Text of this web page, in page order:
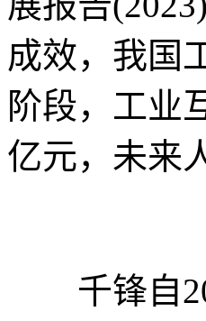
成效，我国
阶段，工业
亿元，未来
千锋自